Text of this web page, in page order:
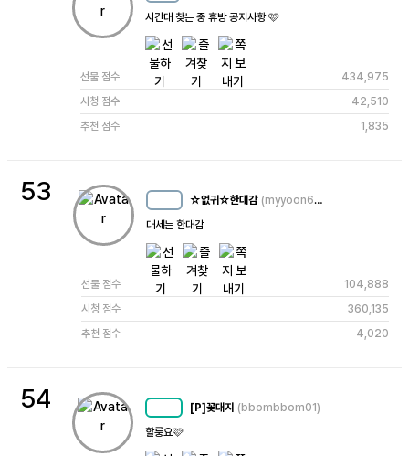
시간대 찾는 중 휴방 공지사항 🩷
선물 점수
434,975
시청 점수
42,510
추천 점수
1,835
53 ☆없귀☆한대감 (myyoon666)
대세는 한대감
선물 점수
104,888
시청 점수
360,135
추천 점수
4,020
54 [P]꽃대지 (bbombbom01)
할룽요🩷